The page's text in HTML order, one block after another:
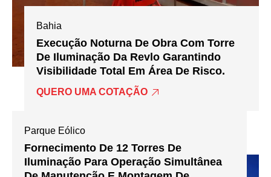
Bahia
Execução Noturna De Obra Com Torre
De Iluminação Da Revlo Garantindo
Visibilidade Total Em Área De Risco.
QUERO UMA COTAÇÃO
Parque Eólico
Fornecimento De 12 Torres De
Iluminação Para Operação Simultânea